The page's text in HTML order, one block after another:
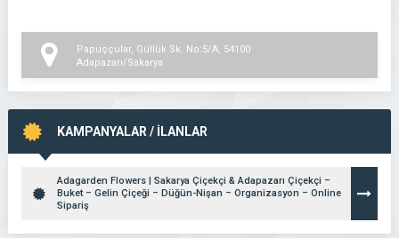
Papuççular, Güllük Sk. No:5/A, 54100
Adapazarı/Sakarya
KAMPANYALAR / İLANLAR
Adagarden Flowers | Sakarya Çiçekçi & Adapazarı Çiçekçi –
Buket – Gelin Çiçeği – Düğün-Nişan – Organizasyon – Online
Sipariş